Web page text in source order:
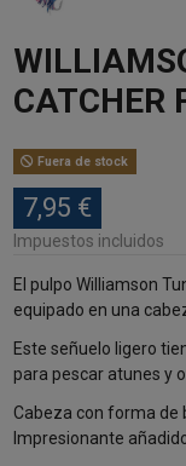
CATCHER
Fuera de stock
7,95 €
Impuestos incluidos
El pulpo Williamson
equipado en una
Este señuelo ligero
para pescar atunes y
Cabeza con forma de
Impresionante